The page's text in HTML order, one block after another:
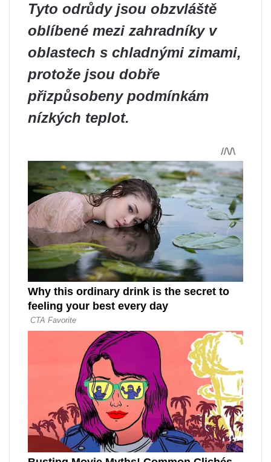
Tyto odrůdy jsou obzvláště
oblíbené mezi zahradníky v
oblastech s chladnými zimami,
protože jsou dobře
přizpůsobeny podmínkám
nízkých teplot.